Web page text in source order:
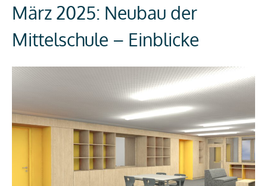
März 2025: Neubau der
Mittelschule – Einblicke